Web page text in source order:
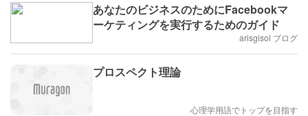
あなたのビジネスのためにFacebookマ
ーケティングを実行するためのガイド
arisgisol ブログ
プロスペクト理論
心理学用語でトップを目指す